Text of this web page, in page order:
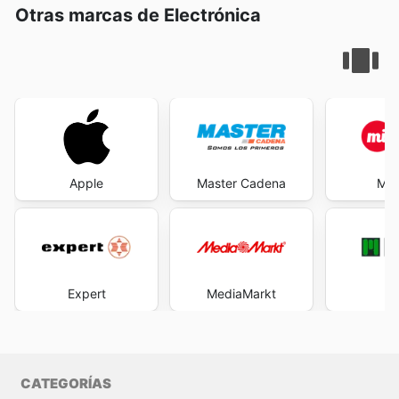
Otras marcas de Electrónica
Apple
Expert
Master Cadena
MediaMarkt
Mi
CATEGORÍAS